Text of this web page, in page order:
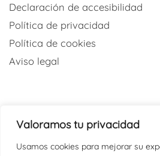
Valoramos tu privacidad
Usamos cookies para mejorar su
Declaración de accesibilidad
Política de privacidad
Política de cookies
Aviso legal
Redes sociales